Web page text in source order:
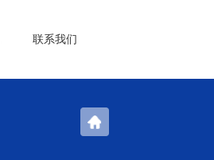
联系我们